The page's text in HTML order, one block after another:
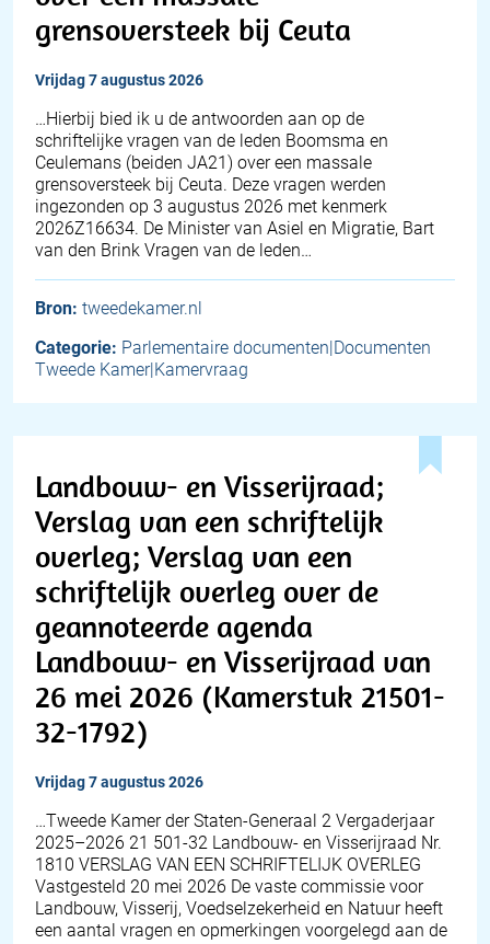
grensoversteek bij Ceuta
vrijdag 7 augustus 2026
… Hierbij bied ik u de antwoorden aan op de
schriftelijke vragen van de leden Boomsma en
Ceulemans (beiden JA21) over een massale
grensoversteek bij Ceuta. Deze vragen werden
ingezonden op 3 augustus 2026 met kenmerk
2026Z16634. De Minister van Asiel en Migratie, Bart
van den Brink Vragen van de leden…
Bron: tweedekamer.nl
Categorie: Parlementaire documenten|Documenten
Tweede Kamer|Kamervraag
Landbouw- en Visserijraad;
Verslag van een schriftelijk
overleg; Verslag van een
schriftelijk overleg over de
geannoteerde agenda
Landbouw- en Visserijraad van
26 mei 2026 (Kamerstuk 21501-
32-1792)
vrijdag 7 augustus 2026
…Tweede Kamer der Staten-Generaal 2 Vergaderjaar
2025–2026 21 501-32 Landbouw- en Visserijraad Nr.
1810 VERSLAG VAN EEN SCHRIFTELIJK OVERLEG
Vastgesteld 20 mei 2026 De vaste commissie voor
Landbouw, Visserij, Voedselzekerheid en Natuur heeft
een aantal vragen en opmerkingen voorgelegd aan de